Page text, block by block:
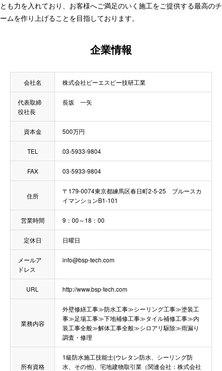
とも力を入れており、お客様へご満足のいく施工をご提供する最高のチ
ームを作り上げることを目指しております。
企業情報
会社名 株式会社ビーエスピー技研工業
代表取締
役社長
長坂 一矢
資本金 500万円
TEL 03-5933-9804
FAX 03-5933-9804
住所
〒179-0074東京都練馬区春日町2-5-25 ブルースカ
イマンションB1-101
営業時間 9：00～18：00
定休日 日曜日
メールア
ドレス
info@bsp-tech.com
URL http://www.bsp-tech.com
業務内容
外壁修繕工事≫防水工事≫シーリング工事≫塗装工
事≫足場工事≫下地補修工事≫タイル補修工事≫内
装工事全般≫解体工事全般≫シロアリ駆除≫雨漏り
調査・修理
所有資格
1級防水施工技能士(ウレタン防水、シーリング防
水、その他)、宅地建物取引業（関連会社：株式会社